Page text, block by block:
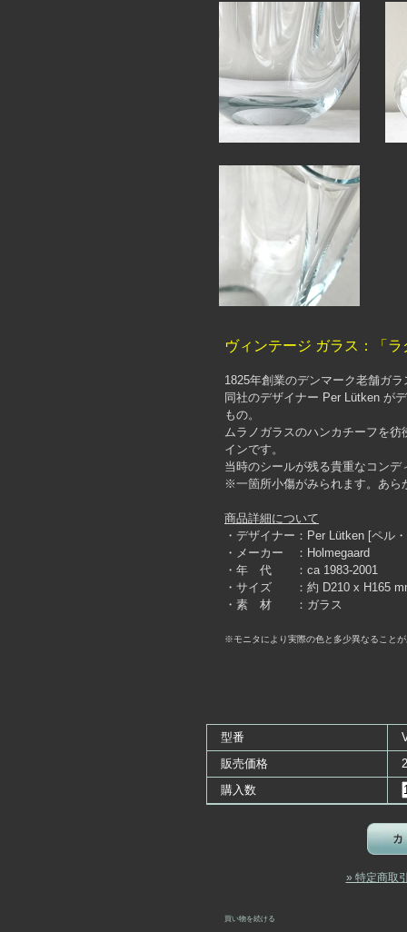
ヴィンテージ ガラス：「
1825年創業のデンマーク老舗ガ
同社のデザイナー Per Lütken が
もの。
ムラノガラスのハンカチーフを
インです。
当時のシールが残る貴重なコンデ
※一箇所小傷がみられます。あら
商品詳細について
・デザイナー：Per Lütken [ペル
・メーカー ：Holmegaard
・年 代 ：ca 1983-2001
・サイズ ：約 D210 x H165
・素 材 ：ガラス
※モニタにより実際の色と多少異なることが
型番
販売価格
購入数
» 特定商取
買い物を続ける